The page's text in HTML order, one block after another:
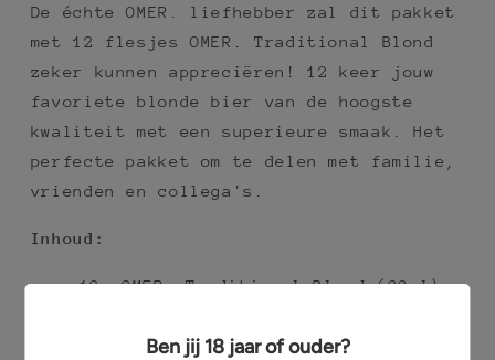
Traditional
Blond
Traditional
Blond
De échte OMER. liefhebber zal dit pakket
met 12 flesjes OMER. Traditional Blond
zeker kunnen appreciëren!12 keer jouw
favoriete blonde bier van de hoogste
kwaliteit met een superieure smaak. Het
perfecte pakket om te delen met familie,
vrienden en collega's.
Inhoud:
12x OMER. Traditional Blond (33cl) -
Tasting Guide over de bieren (NL-FR-
Ben jij 18 jaar of ouder?